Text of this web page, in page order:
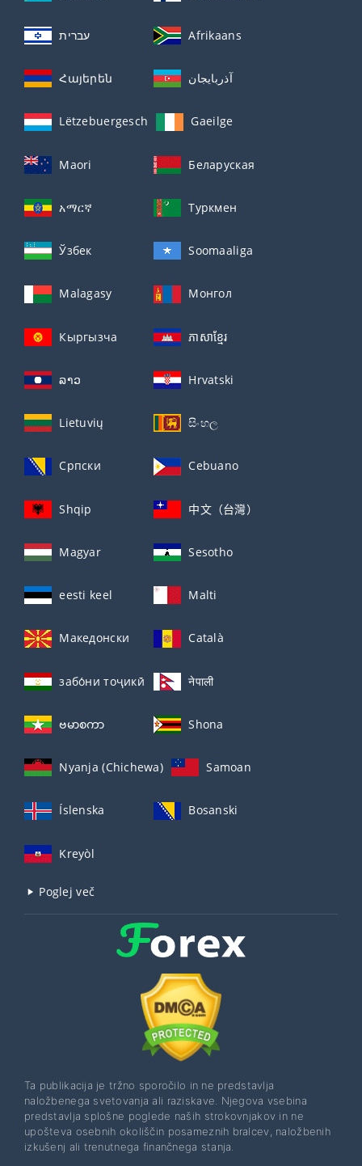
עברית Afrikaans
Հայերեն آذربايجان
Lëtzebuergesch Gaeilge
Maori Беларуская
አማርኛ Туркмен
Ўзбек Soomaaliga
Malagasy Монгол
Кыргызча ភាសាខ្មែរ
ລາວ Hrvatski
Lietuvių සිංහල
Српски Cebuano
Shqip 中文（台灣）
Magyar Sesotho
eesti keel Malti
Македонски Català
забо́ни тоҷикӣ́ नेपाली
ဗမာစကာ Shona
Nyanja (Chichewa) Samoan
Íslenska Bosanski
Kreyòl
Poglej več
Ta publikacija je tržno sporočilo in ne predstavlja
naložbenega svetovanja ali raziskave. Njegova vsebina
predstavlja splošne poglede naših strokovnjakov in ne
upošteva osebnih okoliščin posameznih bralcev, naložbenih
izkušenj ali trenutnega finančnega stanja.